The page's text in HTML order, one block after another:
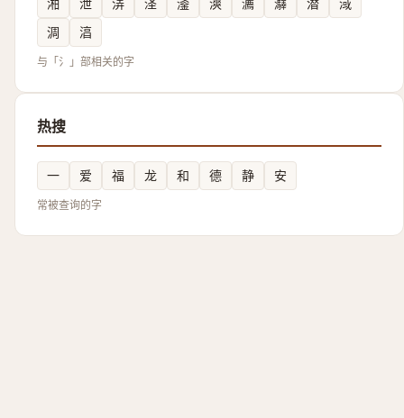
淍
湻
与「氵」部相关的字
热搜
一 爱 福 龙 和 德 静 安
常被查询的字